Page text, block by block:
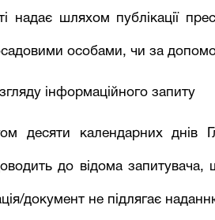
надає шляхом публікації
особами, чи за
інформаційного запиту
десяти календарних днів
до відома
документ не підлягає